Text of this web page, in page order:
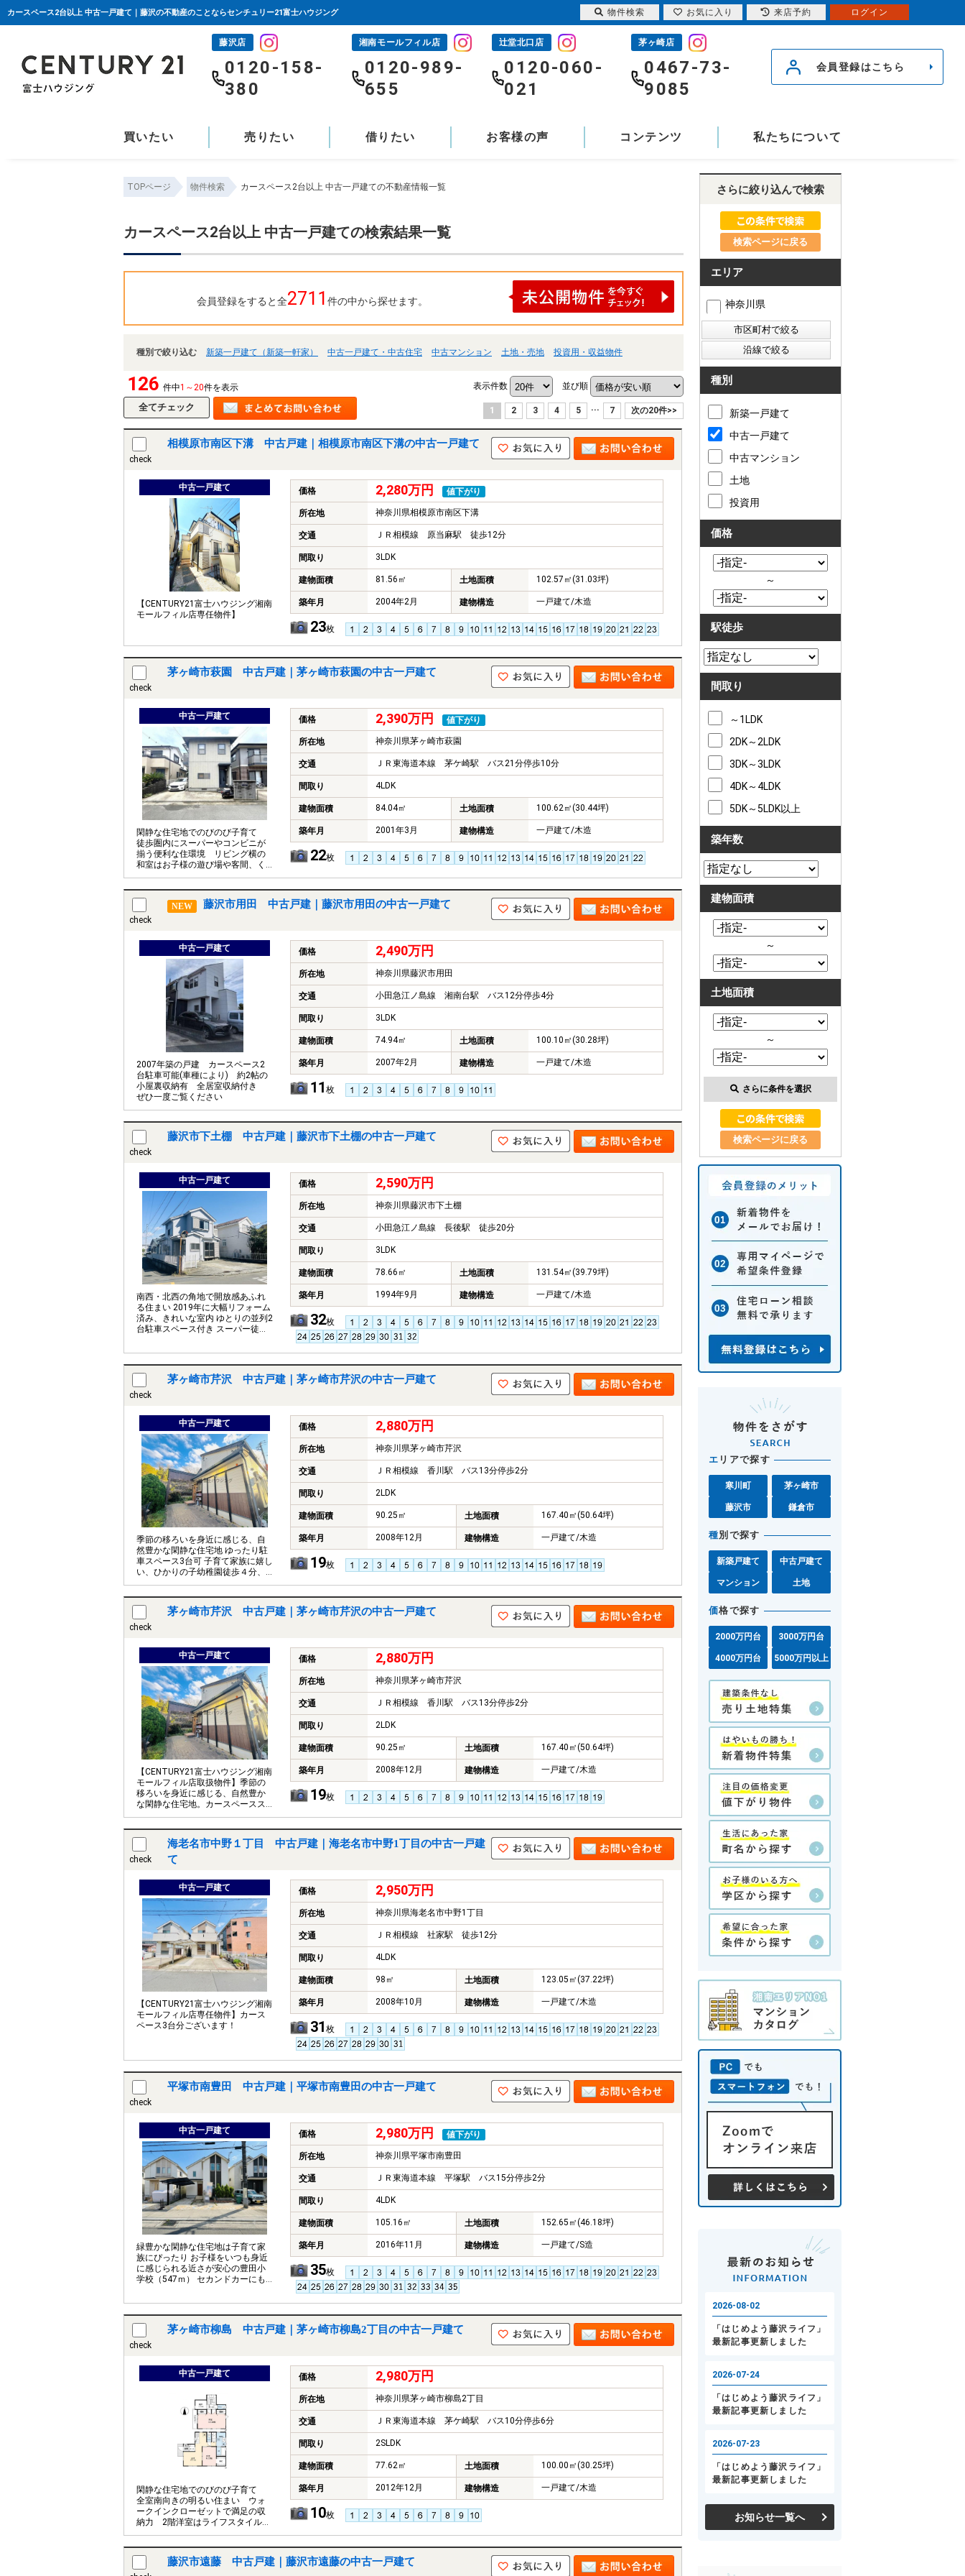
カースペース2台以上 中古一戸建て｜藤沢の不動産のことならセンチュリー21富士ハウジング
藤沢店
0120-158-
380
湘南モールフィル店
0120-989-
655
辻堂北口店
0120-060-
021
茅ヶ崎店
0467-73-
9085
会員登録はこちら
買いたい 売りたい 借りたい お客様の声 コンテンツ 私たちについて
TOPページ 物件検索 カースペース2台以上 中古一戸建ての不動産情報一覧
カースペース2台以上 中古一戸建ての検索結果一覧
会員登録をすると全2711 件の中から探せます。
種別で絞り込む 新築一戸建て（新築一軒家） 中古一戸建て・中古住宅 中古マンション 土地・売地 投資用・収益物件
126 件中1～20件を表示 表示件数 並び順
1 2 3 4 5 ... 7 次の20件>>
check
相模原市南区下溝 中古戸建｜相模原市南区下溝の中古一戸建て
中古一戸建て
【CENTURY21富士ハウジング湘南
モールフィル店専任物件】
価格 2,280万円 値下がり
所在地 神奈川県相模原市南区下溝
交通 ＪＲ相模線 原当麻駅 徒歩12分
間取り 3LDK
建物面積 81.56㎡ 土地面積 102.57㎡(31.03坪)
築年月 2004年2月 建物構造 一戸建て/木造
23枚
check
茅ヶ崎市萩園 中古戸建｜茅ヶ崎市萩園の中古一戸建て
中古一戸建て
閑静な住宅地でのびのび子育て
徒歩圏内にスーパーやコンビニが
揃う便利な住環境 リビング横の
和室はお子様の遊び場や客間、く
つろぎの空間など多彩に活用でき
価格 2,390万円 値下がり
所在地 神奈川県茅ヶ崎市萩園
交通 ＪＲ東海道本線 茅ケ崎駅 バス21分停歩10分
間取り 4LDK
建物面積 84.04㎡ 土地面積 100.62㎡(30.44坪)
築年月 2001年3月 建物構造 一戸建て/木造
22枚
check
NEW 藤沢市用田 中古戸建｜藤沢市用田の中古一戸建て
中古一戸建て
2007年築の戸建 カースペース2
台駐車可能(車種により) 約2帖の
小屋裏収納有 全居室収納付き
ぜひ一度ご覧ください
価格 2,490万円
所在地 神奈川県藤沢市用田
交通 小田急江ノ島線 湘南台駅 バス12分停歩4分
間取り 3LDK
建物面積 74.94㎡ 土地面積 100.10㎡(30.28坪)
築年月 2007年2月 建物構造 一戸建て/木造
11 枚
check
藤沢市下土棚 中古戸建｜藤沢市下土棚の中古一戸建て
中古一戸建て
南西・北西の角地で開放感あふれ
る住まい 2019年に大幅リフォーム
済み、きれいな室内 ゆとりの並列2
台駐車スペース付き スーパー徒歩
価格 2,590万円
所在地 神奈川県藤沢市下土棚
交通 小田急江ノ島線 長後駅 徒歩20分
間取り 3LDK
建物面積 78.66㎡ 土地面積 131.54㎡(39.79坪)
築年月 1994年9月 建物構造 一戸建て/木造
32枚
check
茅ヶ崎市芹沢 中古戸建｜茅ヶ崎市芹沢の中古一戸建て
中古一戸建て
季節の移ろいを身近に感じる、自
然豊かな閑静な住宅地 ゆったり駐
車スペース3台可 子育て家族に嬉し
い、ひかりの子幼稚園徒歩４分、
小出小学校徒歩7分
価格 2,880万円
所在地 神奈川県茅ヶ崎市芹沢
交通 ＪＲ相模線 香川駅 バス13分停歩2分
間取り 2LDK
建物面積 90.25㎡ 土地面積 167.40㎡(50.64坪)
築年月 2008年12月 建物構造 一戸建て/木造
19枚
check
茅ヶ崎市芹沢 中古戸建｜茅ヶ崎市芹沢の中古一戸建て
中古一戸建て
【CENTURY21富士ハウジング湘南
モールフィル店取扱物件】季節の
移ろいを身近に感じる、自然豊か
な閑静な住宅地。カースペースス
ペース3台可能です。
価格 2,880万円
所在地 神奈川県茅ヶ崎市芹沢
交通 ＪＲ相模線 香川駅 バス13分停歩2分
間取り 2LDK
建物面積 90.25㎡ 土地面積 167.40㎡(50.64坪)
築年月 2008年12月 建物構造 一戸建て/木造
19枚
check
海老名市中野１丁目 中古戸建｜海老名市中野1丁目の中古一戸建
て
中古一戸建て
【CENTURY21富士ハウジング湘南
モールフィル店専任物件】カース
ペース3台分ございます！
価格 2,950万円
所在地 神奈川県海老名市中野1丁目
交通 ＪＲ相模線 社家駅 徒歩12分
間取り 4LDK
建物面積 98㎡ 土地面積 123.05㎡(37.22坪)
築年月 2008年10月 建物構造 一戸建て/木造
31 枚
check
平塚市南豊田 中古戸建｜平塚市南豊田の中古一戸建て
中古一戸建て
緑豊かな閑静な住宅地は子育て家
族にぴったり お子様をいつも身近
に感じられる近さが安心の豊田小
学校（547ｍ） セカンドカーにも
価格 2,980万円 値下がり
所在地 神奈川県平塚市南豊田
交通 ＪＲ東海道本線 平塚駅 バス15分停歩2分
間取り 4LDK
建物面積 105.16㎡ 土地面積 152.65㎡(46.18坪)
築年月 2016年11月 建物構造 一戸建て/S造
35枚
check
茅ヶ崎市柳島 中古戸建｜茅ヶ崎市柳島2丁目の中古一戸建て
中古一戸建て
閑静な住宅地でのびのび子育て
全室南向きの明るい住まい ウォ
ークインクローゼットで満足の収
納力 2階洋室はライフスタイルに
合わせて間仕切り可能です
価格 2,980万円
所在地 神奈川県茅ヶ崎市柳島2丁目
交通 ＪＲ東海道本線 茅ケ崎駅 バス10分停歩6分
間取り 2SLDK
建物面積 77.62㎡ 土地面積 100.00㎡(30.25坪)
築年月 2012年12月 建物構造 一戸建て/木造
10枚
藤沢市遠藤 中古戸建｜藤沢市遠藤の中古一戸建て
さらに絞り込んで検索
検索ページに戻る
エリア
神奈川県
種別
新築一戸建て
中古一戸建て
中古マンション
土地
投資用
価格
～
駅徒歩
間取り
～1LDK
2DK～2LDK
3DK～3LDK
4DK～4LDK
5DK～5LDK以上
築年数
建物面積
～
土地面積
～
さらに条件を選択
検索ページに戻る
エ リアで探す
寒川町 茅ヶ崎市
藤沢市 鎌倉市
種別で探す
新築戸建て 中古戸建て
マンション 土地
価格で探す
2000万円台 3000万円台
4000万円台 5000万円以上
お知らせ一覧へ
物件検索 お気に入り 来店予約 ログイン